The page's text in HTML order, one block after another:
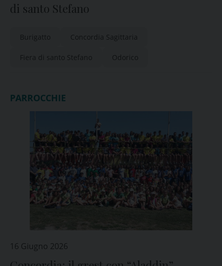
di santo Stefano
Burigatto Concordia Sagittaria
Fiera di santo Stefano Odorico
PARROCCHIE
16 Giugno 2026